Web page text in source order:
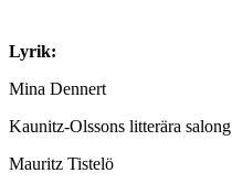
Lyrik:
Mina Dennert
Kaunitz-Olssons litterära salong
Mauritz Tistelö